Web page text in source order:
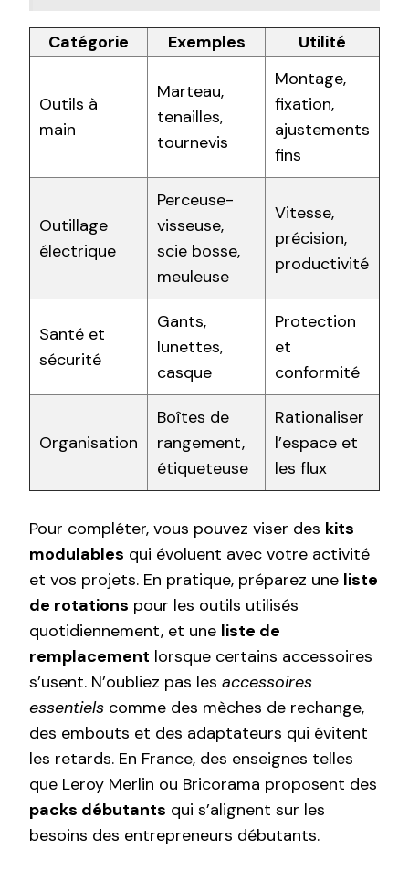
Catégorie Exemples Utilité
Outils à
main
Marteau,
tenailles,
tournevis
Montage,
fixation,
ajustements
fins
Outillage
électrique
Perceuse-
visseuse,
scie bosse,
meuleuse
Vitesse,
précision,
productivité
Santé et
sécurité
Gants,
lunettes,
casque
Protection
et
conformité
Organisation
Boîtes de
rangement,
étiqueteuse
Rationaliser
l’espace et
les flux
Pour compléter, vous pouvez viser des kits
modulables qui évoluent avec votre activité
et vos projets. En pratique, préparez une liste
de rotations pour les outils utilisés
quotidiennement, et une liste de
remplacement lorsque certains accessoires
s’usent. N’oubliez pas les accessoires
essentiels comme des mèches de rechange,
des embouts et des adaptateurs qui évitent
les retards. En France, des enseignes telles
que Leroy Merlin ou Bricorama proposent des
packs débutants qui s’alignent sur les
besoins des entrepreneurs débutants.